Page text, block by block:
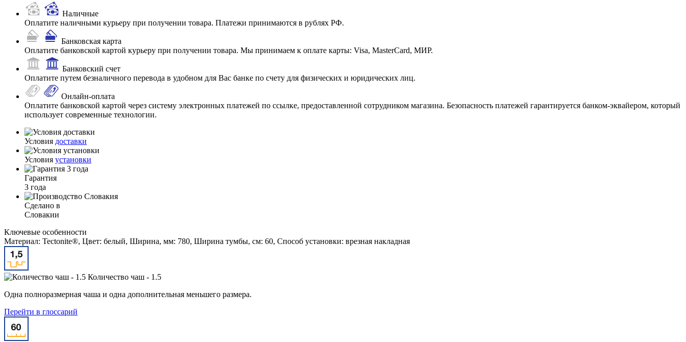
Наличные
Оплатите наличными курьеру при получении товара. Платежи принимаются в рублях РФ.
Банковская карта
Оплатите банковской картой курьеру при получении товара. Мы принимаем к оплате карты: Visa, MasterCard, МИР.
Банковский счет
Оплатите путем безналичного перевода в удобном для Вас банке по счету для физических и юридических лиц.
Онлайн-оплата
Оплатите банковской картой через систему электронных платежей по ссылке, предоставленной сотрудником магазина. Безопасность платежей гарантируется банком-эквайером, который
использует современные технологии.
Условия доставки
Условия установки
Гарантия
3 года
Сделано в
Словакии
Ключевые особенности
Материал: Tectonite®, Цвет: белый, Ширина, мм: 780, Ширина тумбы, см: 60, Способ установки: врезная накладная
Количество чаш - 1.5
Одна полноразмерная чаша и одна дополнительная меньшего размера.
Перейти в глоссарий